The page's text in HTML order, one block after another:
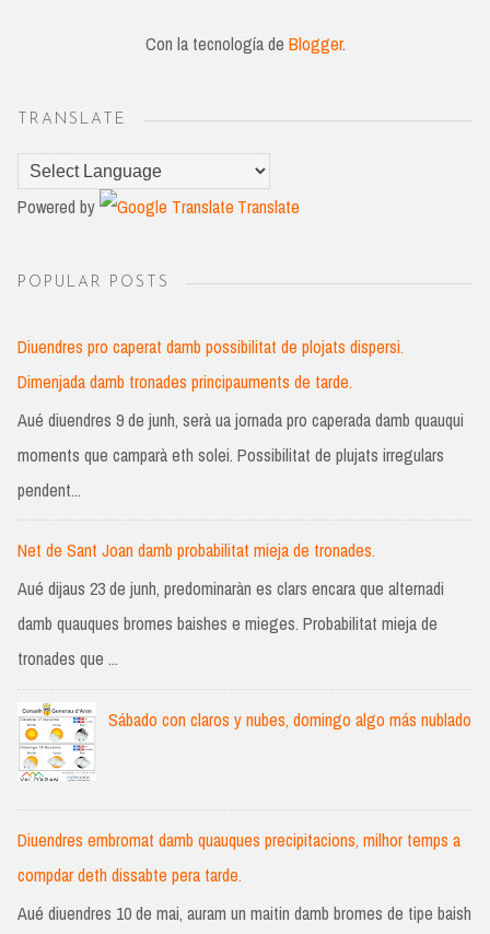
Con la tecnología de Blogger.
TRANSLATE
Powered by Translate
POPULAR POSTS
Diuendres pro caperat damb possibilitat de plojats dispersi.
Dimenjada damb tronades principauments de tarde.
Aué diuendres 9 de junh, serà ua jornada pro caperada damb quauqui
moments que camparà eth solei. Possibilitat de plujats irregulars
pendent...
Net de Sant Joan damb probabilitat mieja de tronades.
Aué dijaus 23 de junh, predominaràn es clars encara que alternadi
damb quauques bromes baishes e mieges. Probabilitat mieja de
tronades que ...
Sábado con claros y nubes, domingo algo más nublado
Diuendres embromat damb quauques precipitacions, milhor temps a
compdar deth dissabte pera tarde.
Aué diuendres 10 de mai, auram un maitin damb bromes de tipe baish